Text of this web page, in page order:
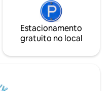
Estacionamento
gratuito no local